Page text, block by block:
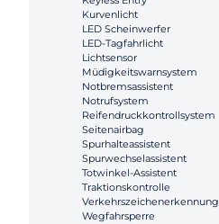
Kurvenlicht
LED Scheinwerfer
LED-Tagfahrlicht
Lichtsensor
Müdigkeitswarnsystem
Notbremsassistent
Notrufsystem
Reifendruckkontrollsystem
Seitenairbag
Spurhalteassistent
Spurwechselassistent
Totwinkel-Assistent
Traktionskontrolle
Verkehrszeichenerkennung
Wegfahrsperre